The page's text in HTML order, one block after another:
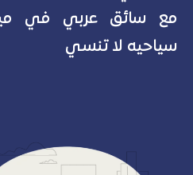
مع سائق عربي في
سياحيه لا تنسي